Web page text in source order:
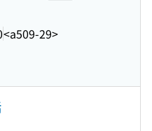
<a509-29>